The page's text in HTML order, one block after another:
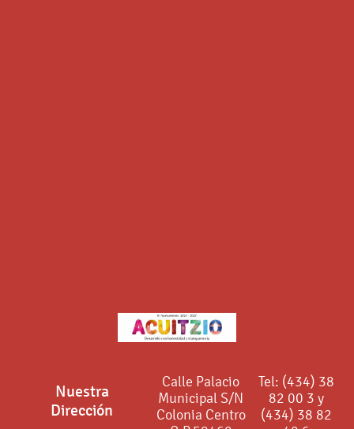
Nuestra
Dirección
Calle Palacio
Municipal S/N
Colonia Centro
Tel: (434) 38
82 00 3 y
(434) 38 82